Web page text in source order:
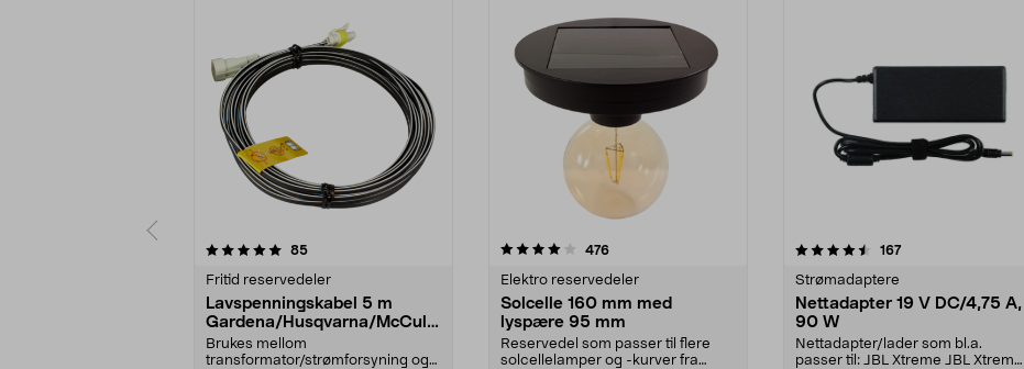
85anmeldelser
Fritid reservedeler
Lavspenningskabel 5 m
Gardena/Husqvarna/McCullo
ch/Flymo
Brukes mellom
transformator/strømforsyning og
4.0 av 5 stjerner 476anmeldelser
Elektro reservedeler
Solcelle 160 mm med
lyspære 95 mm
Reservedel som passer til flere
solcellelamper og -kurver fra
4.5 av 5 stjerner 167anmeldelser
Strømadaptere
Nettadapter 19 V DC/4,75 A,
90 W
Nettadapter/lader som bl.a.
passer til: JBL Xtreme JBL Xtreme
5.0 av 5 stjerner